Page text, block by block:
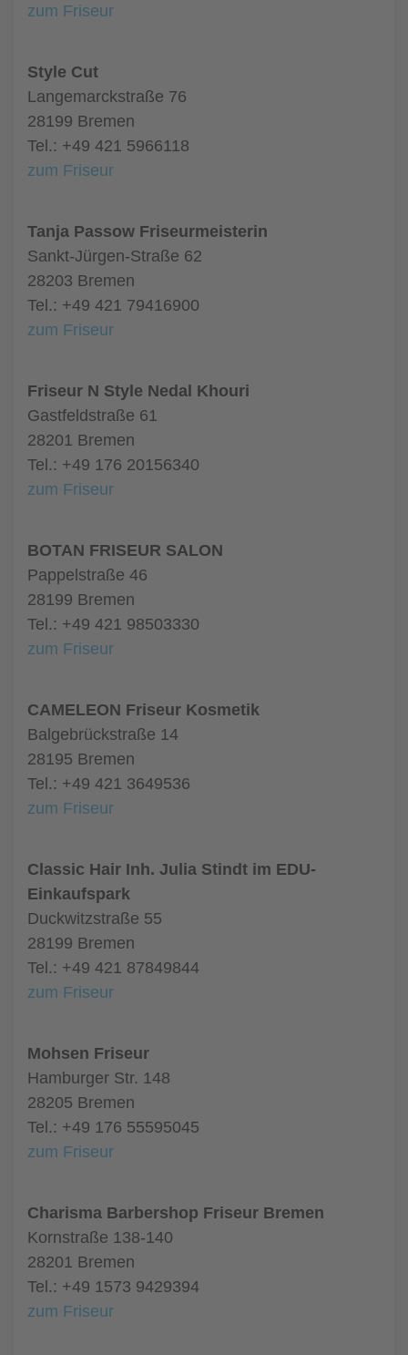
zum Friseur
Style Cut
Langemarckstraße 76
28199 Bremen
Tel.: +49 421 5966118
zum Friseur
Tanja Passow Friseurmeisterin
Sankt-Jürgen-Straße 62
28203 Bremen
Tel.: +49 421 79416900
zum Friseur
Friseur N Style Nedal Khouri
Gastfeldstraße 61
28201 Bremen
Tel.: +49 176 20156340
zum Friseur
BOTAN FRISEUR SALON
Pappelstraße 46
28199 Bremen
Tel.: +49 421 98503330
zum Friseur
CAMELEON Friseur Kosmetik
Balgebrückstraße 14
28195 Bremen
Tel.: +49 421 3649536
zum Friseur
Classic Hair Inh. Julia Stindt im EDU-
Einkaufspark
Duckwitzstraße 55
28199 Bremen
Tel.: +49 421 87849844
zum Friseur
Mohsen Friseur
Hamburger Str. 148
28205 Bremen
Tel.: +49 176 55595045
zum Friseur
Charisma Barbershop Friseur Bremen
Kornstraße 138-140
28201 Bremen
Tel.: +49 1573 9429394
zum Friseur